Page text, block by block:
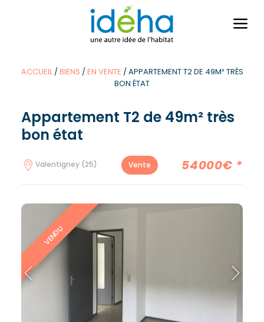
ACCUEIL/BIENS /EN VENTE /APPARTEMENT T2 DE 49M² TRÈS
BON ÉTAT
Appartement T2 de 49m² très
bon état
Valentigney (25) Vente 54000€ *
VENDU